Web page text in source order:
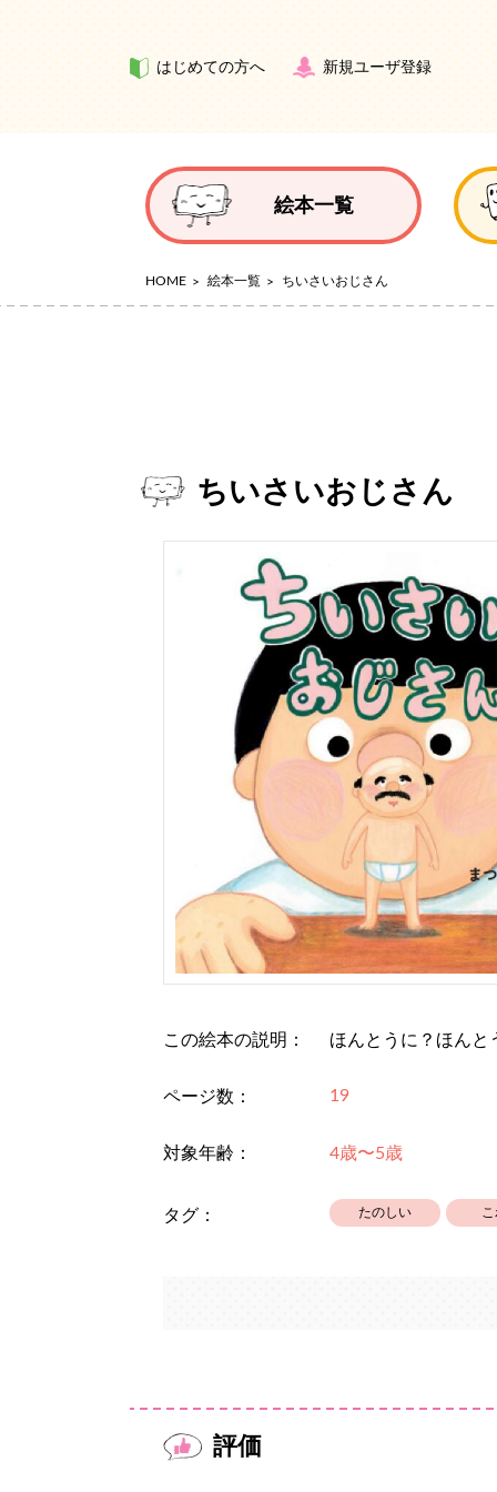
はじめての方へ 新規ユーザ登録
絵本一覧
HOME 絵本一覧 ちいさいおじさん
ちいさいおじさん
この絵本の説明： ほんとうに？ほんと
ページ数： 19
対象年齢： 4歳〜5歳
タグ： たのしい
評価